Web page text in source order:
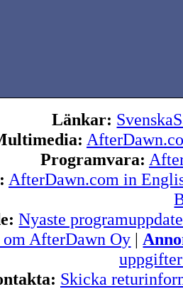
Länkar:
Programvara:
AfterDawn.com in
Nyaste
AfterDawn Oy |
Skicka